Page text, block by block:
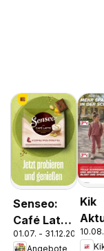
Senseo:
Café Latte
Dubai
01.07. - 31.12.2026
Angebote
Kik